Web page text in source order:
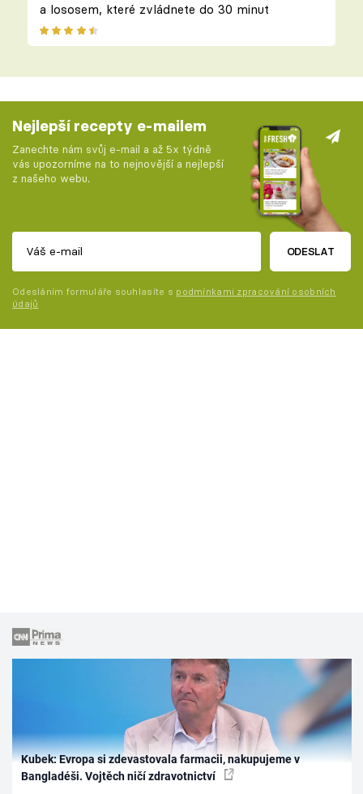
a lososem, které zvládnete do 30 minut
Nejlepší recepty e-mailem
Zanechte nám svůj e-mail a až 5x týdně
vás upozorníme na to nejnovější a nejlepší
z našeho webu.
ODESLAT
Odesláním formuláře souhlasíte s podmínkami zpracování osobních
údajů
Kubek: Evropa si zdevastovala farmacii, nakupujeme v
Bangladéši. Vojtěch ničí zdravotnictví